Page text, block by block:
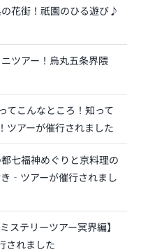
花街！祇園のひる遊び♪
ツアー！烏丸五条界隈
てこんなところ！知って
ツアーが催行されました
七福神めぐりと京料理の
‐ツアーが催行されまし
ステリーツアー冥界編】
されました